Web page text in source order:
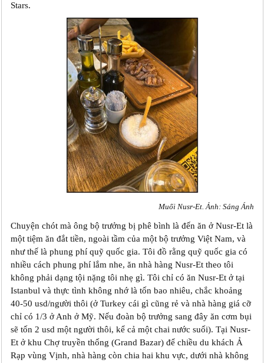
Stars.
Muối Nusr-Et. Ảnh: Sáng Ánh
Chuyện chót mà ông bộ trưởng bị phê bình là đến ăn ở Nusr-Et là
một tiệm ăn đắt tiền, ngoài tầm của một bộ trưởng Việt Nam, và
như thế là phung phí quỹ quốc gia. Tôi đồ rằng quỹ quốc gia có
nhiều cách phung phí lắm nhe, ăn nhà hàng Nusr-Et theo tôi
không phải dạng tội nặng tôi nhẹ gì. Tôi chỉ có ăn Nusr-Et ở tại
Istanbul và thực tình không nhớ là tốn bao nhiêu, chắc khoảng
40-50 usd/người thôi (ở Turkey cái gì cũng rẻ và nhà hàng giá cỡ
chỉ có 1/3 ở Anh ở Mỹ. Nếu đoàn bộ trưởng sang đây ăn cơm bụi
sẽ tốn 2 usd một người thôi, kể cả một chai nước suối). Tại Nusr-
Et ở khu Chợ truyền thống (Grand Bazar) để chiều du khách Ả
Rạp vùng Vịnh, nhà hàng còn chia hai khu vực, dưới nhà không